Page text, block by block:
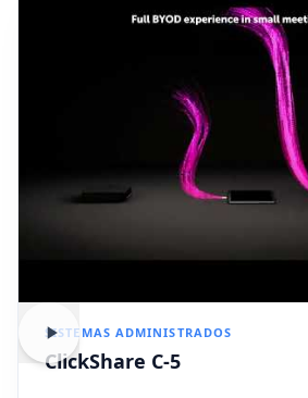
SISTEMAS ADMINISTRADOS
ClickShare C-5